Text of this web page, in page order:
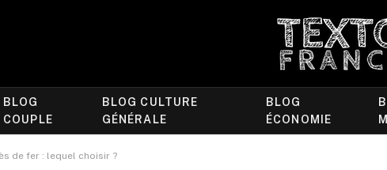
BLOG
COUPLE
BLOG CULTURE
GÉNÉRALE
BLOG
ÉCONOMIE
de fer : lequel choisir ?